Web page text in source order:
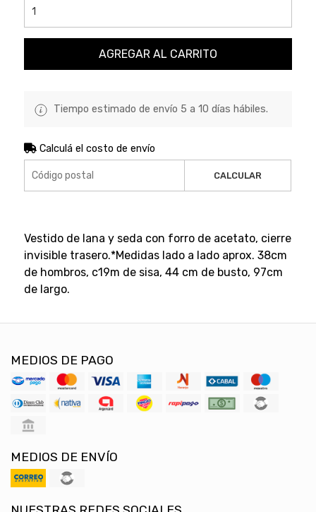
AGREGAR AL CARRITO
Tiempo estimado de envío 5 a 10 días hábiles.
Calculá el costo de envío
CALCULAR
Vestido de lana y seda con forro de acetato, cierre
invisible trasero.*Medidas lado a lado aprox. 38cm
de hombros, c19m de sisa, 44 cm de busto, 97cm
de largo.
MEDIOS DE PAGO
MEDIOS DE ENVÍO